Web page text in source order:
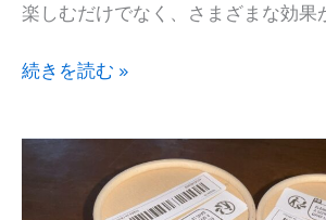
楽しむだけでなく、さまざまな効果
TEMU
続きを読む »